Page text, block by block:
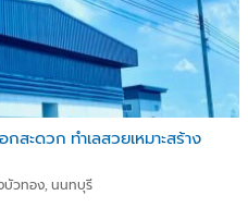
สะดวก ทำเลสวยเหมาะสร้าง
บัวทอง, นนทบุรี